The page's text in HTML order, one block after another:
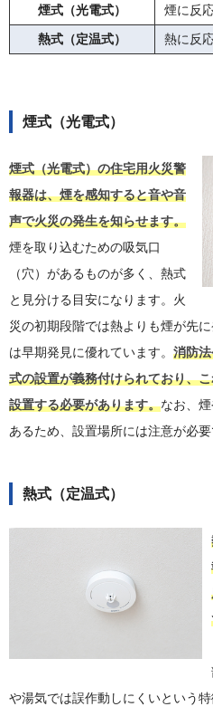
煙式（光電式）
煙に反
熱式（定温式）
熱に反
煙式（光電式）
煙式（光電式）の住宅用火災警
報器は、煙を感知すると音や音
声で火災の発生を知らせます。
煙を取り込むための吸気口
（穴）があるものが多く、熱式
と見分ける目安になります。火
災の初期段階では熱よりも煙が先
は早期発見に優れています。 消防
式の設置が義務付けられており、
設置する必要があります。なお、
あるため、設置場所には注意が必要
熱式（定温式）
や湯気では誤作動しにくいという